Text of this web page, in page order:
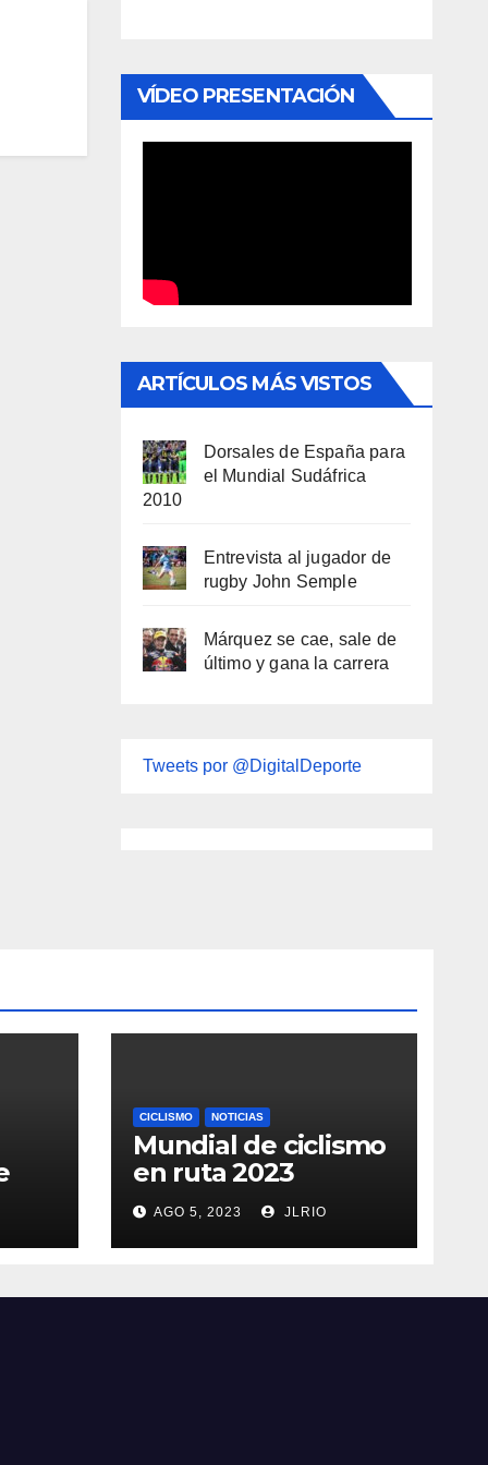
VÍDEO PRESENTACIÓN
ARTÍCULOS MÁS VISTOS
Dorsales de España para
el Mundial Sudáfrica
2010
Entrevista al jugador de
rugby John Semple
Márquez se cae, sale de
último y gana la carrera
Tweets por @DigitalDeporte
CICLISMO NOTICIAS
Mundial de ciclismo
en ruta 2023
AGO 5, 2023 JLRIO